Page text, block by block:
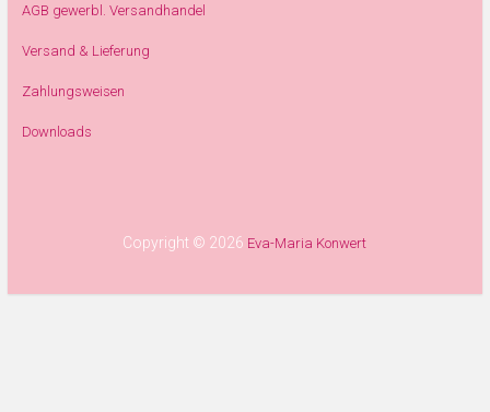
AGB gewerbl. Versandhandel
Versand & Lieferung
Zahlungsweisen
Downloads
Copyright © 2026 Eva-Maria Konwert